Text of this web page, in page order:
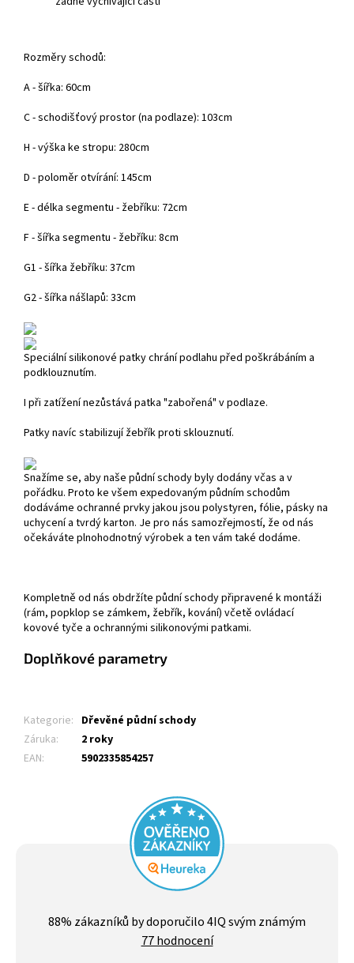
Rozměry schodů:
A - šířka: 60cm
C - schodišťový prostor (na podlaze): 103cm
H - výška ke stropu: 280cm
D - poloměr otvírání: 145cm
E - délka segmentu - žebříku: 72cm
F - šířka segmentu - žebříku: 8cm
G1 - šířka žebříku: 37cm
G2 - šířka nášlapů: 33cm
Speciální silikonové patky chrání podlahu před poškrábáním a
podklouznutím.
I při zatížení nezůstává patka "zabořená" v podlaze.
Patky navíc stabilizují žebřík proti sklouznutí.
Snažíme se, aby naše půdní schody byly dodány včas a v
pořádku. Proto ke všem expedovaným půdním schodům
dodáváme ochranné prvky jakou jsou polystyren, fólie, pásky na
uchycení a tvrdý karton. Je pro nás samozřejmostí, že od nás
očekáváte plnohodnotný výrobek a ten vám také dodáme.
Kompletně od nás obdržíte půdní schody připravené k montáži
(rám, popklop se zámkem, žebřík, kování) včetě ovládací
kovové tyče a ochrannými silikonovými patkami.
Doplňkové parametry
Kategorie: Dřevěné půdní schody
Záruka:
2 roky
EAN: 5902335854257
hodnocení
obchodu
je
88% zákazníků by doporučilo 4IQ svým známým
77 hodnocení